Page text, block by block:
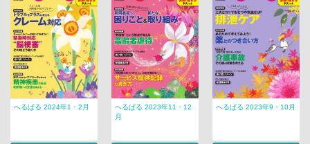
へるぱる 2024年1・2月
へるぱる 2023年11・12
月
へるぱる 2023年9・10月